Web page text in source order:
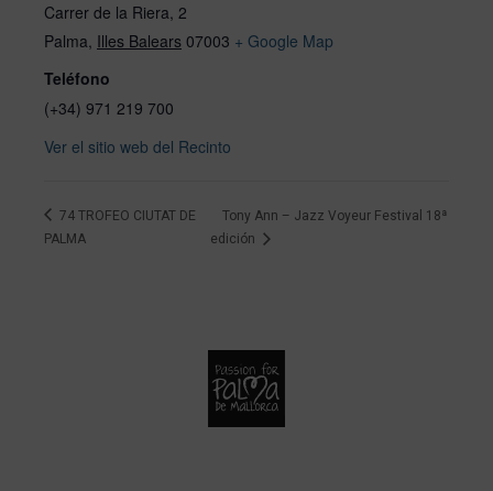
Carrer de la Riera, 2
Palma, Illes Balears 07003 + Google Map
Teléfono
(+34) 971 219 700
Ver el sitio web del Recinto
74 TROFEO CIUTAT DE
PALMA
Tony Ann – Jazz Voyeur Festival 18ª
edición